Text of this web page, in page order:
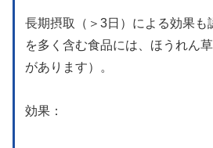
長期摂取（＞3日）による効果も
を多く含む食品には、ほうれん
があります）。
効果：